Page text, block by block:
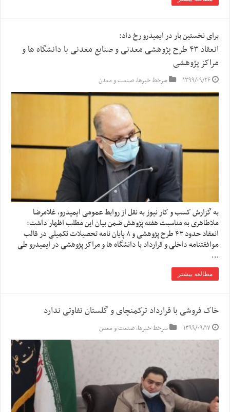
برای نخستین بار در ایمیدرو رخ داد:
انعقاد ۴۳ طرح پژوهشی معدنی و صنایع معدنی با دانشگاه ها و
مراکز پژوهشی
۱۳۹۹/۰۹/۲۶ سرخط خبرها,صنعت و معدن
به گزارش کسب و کار نیوز به نقل از روابط عمومی ایمیدرو، غلامرضا
ملاطاهری به مناسبت هفته پژوهش ضمن بیان این مطلب اظهار داشت:
انعقاد حدود ۴۳ طرح پژوهشی و ۸ پایان نامه تحصیلات تکمیلی در قالب
موافقتنامه داخلی و قرارداد با دانشگاه ها و مراکز پژوهشی در ایمیدرو طی
…
مطالعه بیشتر
خاک فروشی با قرارداد ترکمنچای و گلستان تفاوتی ندارد
۱۳۹۹/۰۹/۱۷ سرخط خبرها,صنعت و معدن